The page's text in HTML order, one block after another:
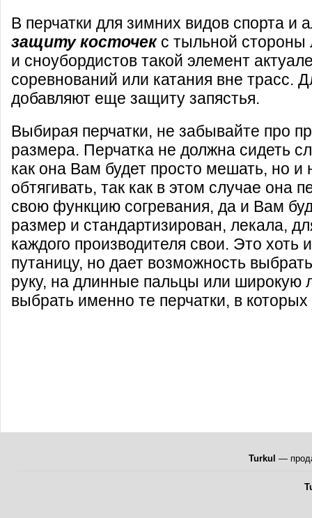
В перчатки для зимних видов спорта и
защиту косточек с тыльной
и сноубордистов такой элемент
соревнований или катания вне трасс.
добавляют еще защиту запястья.
Выбирая перчатки, не забывайте про
размера. Перчатка не должна сидеть
как она Вам будет просто мешать, но
обтягивать, так как в этом случае она
свою функцию согревания, да и Вам
размер и стандартизирован, лекала,
каждого производителя свои. Это хоть
путаницу, но дает возможность
руку, на длинные пальцы или широкую
выбрать именно те перчатки, в
Turkul —